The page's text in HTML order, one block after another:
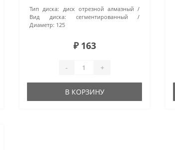
сегментов — 9. Этот универсальный
диск подходит для различных за..
Тип диска: диск отрезной алмазный
Вид диска:
сегментированный
Диаметр: 125
₽ 163
- +
В КОРЗИНУ